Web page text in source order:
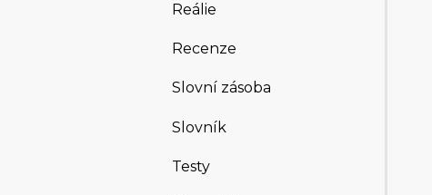
Reálie
Recenze
Slovní zásoba
Slovník
Testy